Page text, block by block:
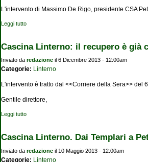
L'intervento di Massimo De Rigo, presidente CSA
Leggi tutto
Cascina Linterno: il recupero è già
Inviato da redazione il 6 Dicembre 2013 - 12:00am
Categorie: Linterno
L'intervento è tratto dal <<Corriere della Sera>> del
Gentile direttore,
Leggi tutto
Cascina Linterno. Dai Templari a
Inviato da redazione il 10 Maggio 2013 - 12:00am
Categorie: Linterno